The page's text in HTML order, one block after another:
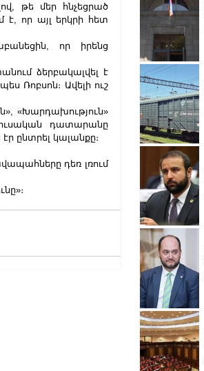
թե մեր հնչեցրած
է, որ այլ երկրի հետ
որ իրենց
ձերբակալվել է
Ռոբսոն։ Ավելի ուշ
«Խարդախություն»
դատարանը
ընտրել կալանքը։
դեռ լռում